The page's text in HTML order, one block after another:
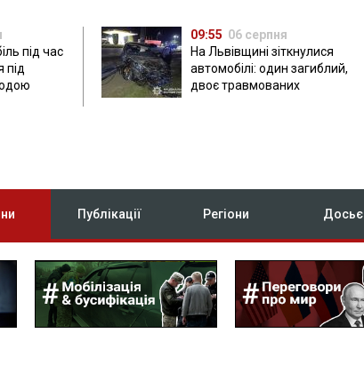
під час
під
09:55 06 серпня
На Львівщині зіткнулися
автомобілі: один загиблий,
двоє травмованих
Публікації Регіони Досьє